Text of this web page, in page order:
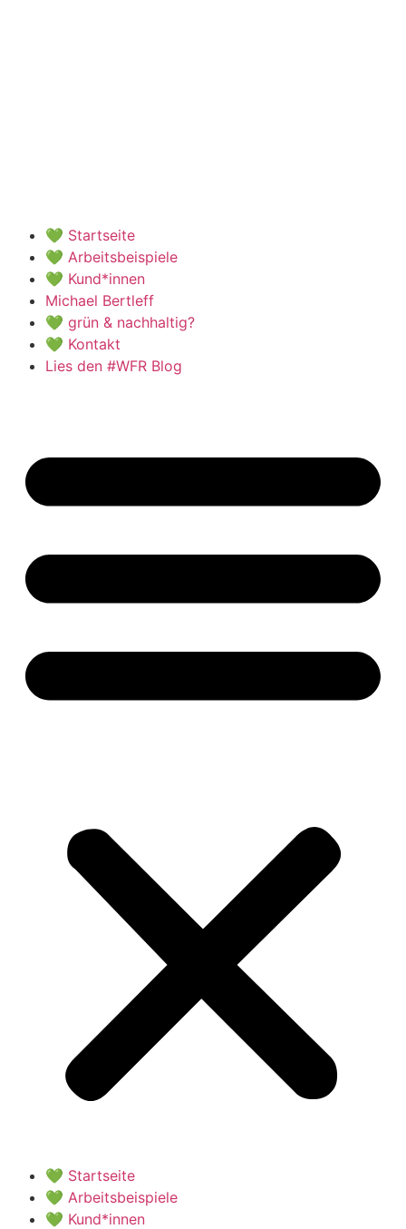
💚 Startseite
💚 Arbeitsbeispiele
💚 Kund*innen
Michael Bertleff
💚 grün & nachhaltig?
💚 Kontakt
Lies den #WFR Blog
💚 Startseite
💚 Arbeitsbeispiele
💚 Kund*innen